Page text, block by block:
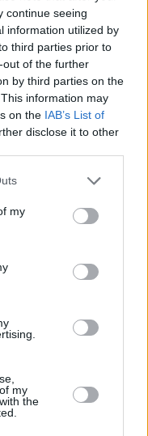
continue seeing
information utilized by
third parties prior to
of the further
by third parties on the
information may
on the IAB’s List of
disclose it to other
my
my
the
del Parmigiano
morfologia del territorio e
È riconosciuto il valore
Parmigiano
Aree interne per
anche, rivolta alla
che, in questi tre
che il Paesaggio del
il nostro lavoro a un
di tutto
a Casina il Manifesto
dell’Appennino tosco
Consorzio Parmigiano
Unione Montana